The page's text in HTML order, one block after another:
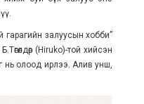
гарагийн залуусын хобби”
(Hiruko)-той хийсэн
нь олоод ирлээ. Алив унш,